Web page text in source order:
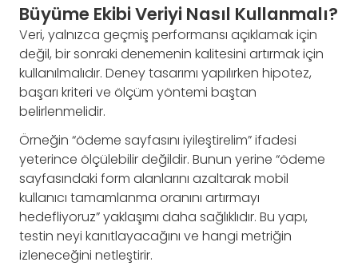
Büyüme Ekibi Veriyi Nasıl Kullanmalı?
Veri, yalnızca geçmiş performansı açıklamak için
değil, bir sonraki denemenin kalitesini artırmak için
kullanılmalıdır. Deney tasarımı yapılırken hipotez,
başarı kriteri ve ölçüm yöntemi baştan
belirlenmelidir.
Örneğin “ödeme sayfasını iyileştirelim” ifadesi
yeterince ölçülebilir değildir. Bunun yerine “ödeme
sayfasındaki form alanlarını azaltarak mobil
kullanıcı tamamlanma oranını artırmayı
hedefliyoruz” yaklaşımı daha sağlıklıdır. Bu yapı,
testin neyi kanıtlayacağını ve hangi metriğin
izleneceğini netleştirir.